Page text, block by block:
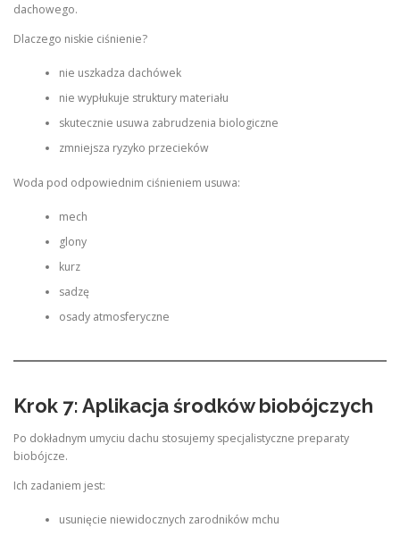
dachowego.
Dlaczego niskie ciśnienie?
nie uszkadza dachówek
nie wypłukuje struktury materiału
skutecznie usuwa zabrudzenia biologiczne
zmniejsza ryzyko przecieków
Woda pod odpowiednim ciśnieniem usuwa:
mech
glony
kurz
sadzę
osady atmosferyczne
Krok 7: Aplikacja środków biobójczych
Po dokładnym umyciu dachu stosujemy specjalistyczne preparaty
biobójcze.
Ich zadaniem jest:
usunięcie niewidocznych zarodników mchu